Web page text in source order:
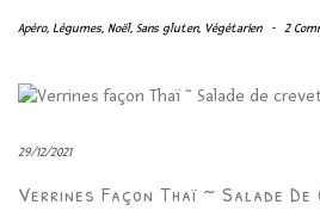
Apéro, Légumes, Noël, Sans gluten, Végétarien - 2
29/12/2021
Verrines Façon Thaï ~ Salade